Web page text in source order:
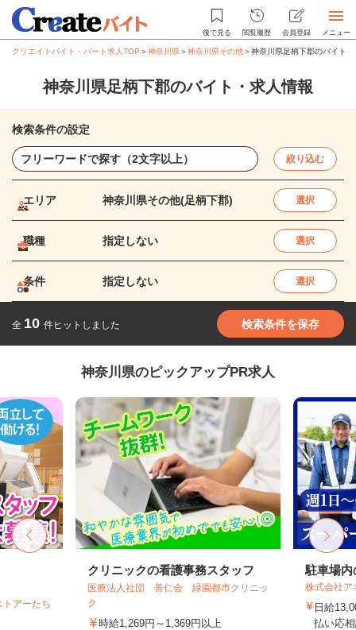
後で見る 閲覧履歴 会員登録 メニュー
クリエイトバイト・パート求人TOP ＞神奈川県＞神奈川県その他＞神奈川県足柄下郡のバイト
神奈川県足柄下郡のバイト・求人情報
検索条件の設定
絞り込む
エリア 神奈川県その他(足柄下郡) 選択
職種 指定しない 選択
条件 指定しない 選択
全 10 件ヒットしました 検索条件を保存
神奈川県のピックアップPR求人
アーたち
クリニックの看護事務スタッフ
医療法人社団 善仁会 緑園都市クリニッ
ク
時給1,269円～1,369円以上
駐車場内
株式会社ア
日給
払い応